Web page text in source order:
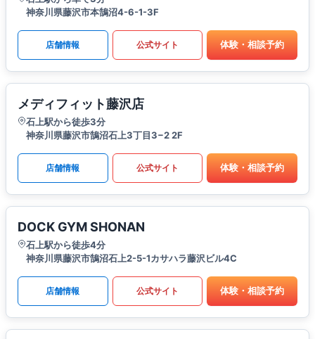
神奈川県藤沢市本鵠沼4-6-1-3F
店舗情報 公式サイト 体験・相談予約
メディフィット藤沢店
石上駅から徒歩3分
神奈川県藤沢市鵠沼石上3丁目3−2 2F
店舗情報 公式サイト 体験・相談予約
DOCK GYM SHONAN
石上駅から徒歩4分
神奈川県藤沢市鵠沼石上2-5-1カサハラ藤沢ビル4C
店舗情報 公式サイト 体験・相談予約